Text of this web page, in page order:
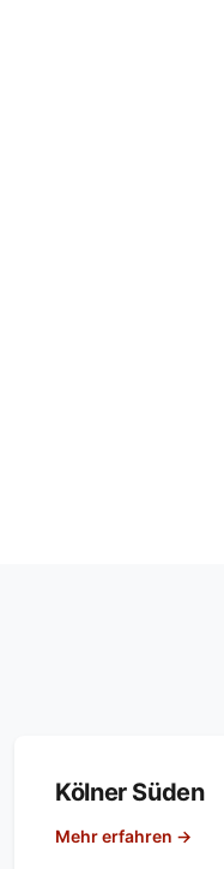
Kölner Süden
Mehr erfahren →